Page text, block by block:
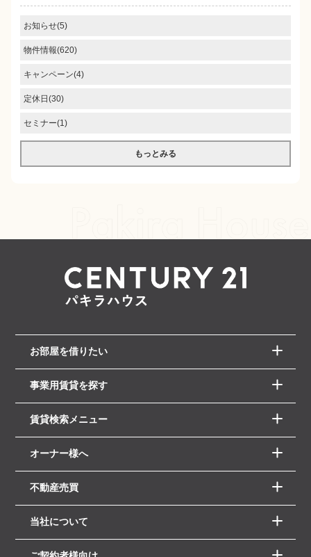
お知らせ(5)
物件情報(620)
キャンペーン(4)
定休日(30)
セミナー(1)
もっとみる
お部屋を借りたい
事業用賃貸を探す
賃貸検索メニュー
オーナー様へ
不動産売買
当社について